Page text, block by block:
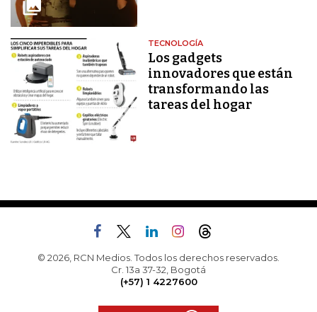
TECNOLOGÍA
Los gadgets
innovadores que están
transformando las
tareas del hogar
© 2026, RCN Medios. Todos los derechos reservados.
Cr. 13a 37-32, Bogotá
(+57) 1 4227600